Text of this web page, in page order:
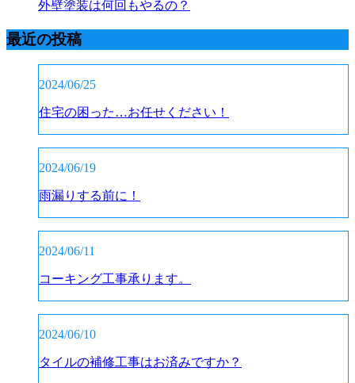
外壁塗装は何回もやるの？
最近の投稿
2024/06/25
住宅の困った…お任せください！
2024/06/19
雨漏りする前に！
2024/06/11
コーキング工事承ります。
2024/06/10
タイルの補修工事はお済みですか？